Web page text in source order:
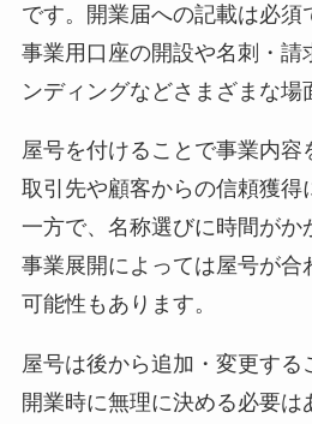
です。開業届への記載は必須
事業用口座の開設や名刺・請
ンディングなどさまざまな場
屋号を付けることで事業内容
取引先や顧客からの信頼獲得
一方で、名称選びに時間がか
事業展開によっては屋号が合
可能性もあります。
屋号は後から追加・変更する
開業時に無理に決める必要は